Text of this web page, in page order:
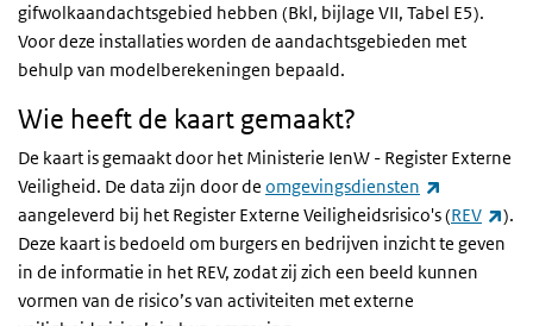
gifwolkaandachtsgebied hebben (Bkl, bijlage VII, Tabel E5).
Voor deze installaties worden de aandachtsgebieden met
behulp van modelberekeningen bepaald.
Wie heeft de kaart gemaakt?
De kaart is gemaakt door het Ministerie IenW - Register Externe
Veiligheid. De data zijn door de omgevingsdiensten
aangeleverd bij het Register Externe Veiligheidsrisico's (REV
).
Deze kaart is bedoeld om burgers en bedrijven inzicht te geven
in de informatie in het REV, zodat zij zich een beeld kunnen
vormen van de risico’s van activiteiten met externe